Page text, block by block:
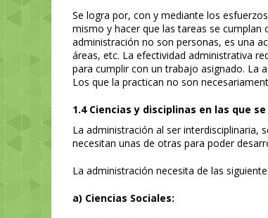
Se logra por, con y mediante los
mismo y hacer que las tareas se
administración no son personas, es una
áreas, etc. La efectividad administrativa
para cumplir con un trabajo asignado. La
Los que la practican no son
1.4 Ciencias y disciplinas en las que
La administración al ser interdisciplinaria,
necesitan unas de otras para poder
La administración necesita de las
a) Ciencias Sociales: